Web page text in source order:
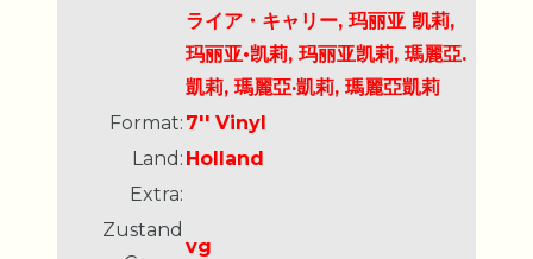
ライア・キャリー, 玛丽亚 凯莉,
玛丽亚•凯莉, 玛丽亚凯莉, 瑪麗亞.
凱莉, 瑪麗亞·凱莉, 瑪麗亞凱莉
Format: 7'' Vinyl
Land: Holland
Extra:
Zustand
vg